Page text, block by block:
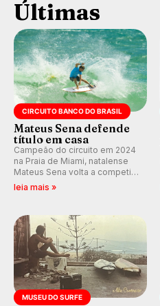
Últimas
CIRCUITO BANCO DO BRASIL
Mateus Sena defende
título em casa
Campeão do circuito em 2024
na Praia de Miami, natalense
Mateus Sena volta a competir
em casa em busca de manter a
hegemonia potiguar em etapa
leia mais »
MUSEU DO SURFE